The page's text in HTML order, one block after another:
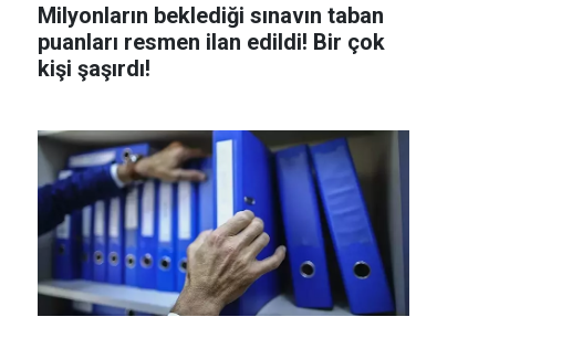
Milyonların beklediği sınavın taban
puanları resmen ilan edildi! Bir çok
kişi şaşırdı!